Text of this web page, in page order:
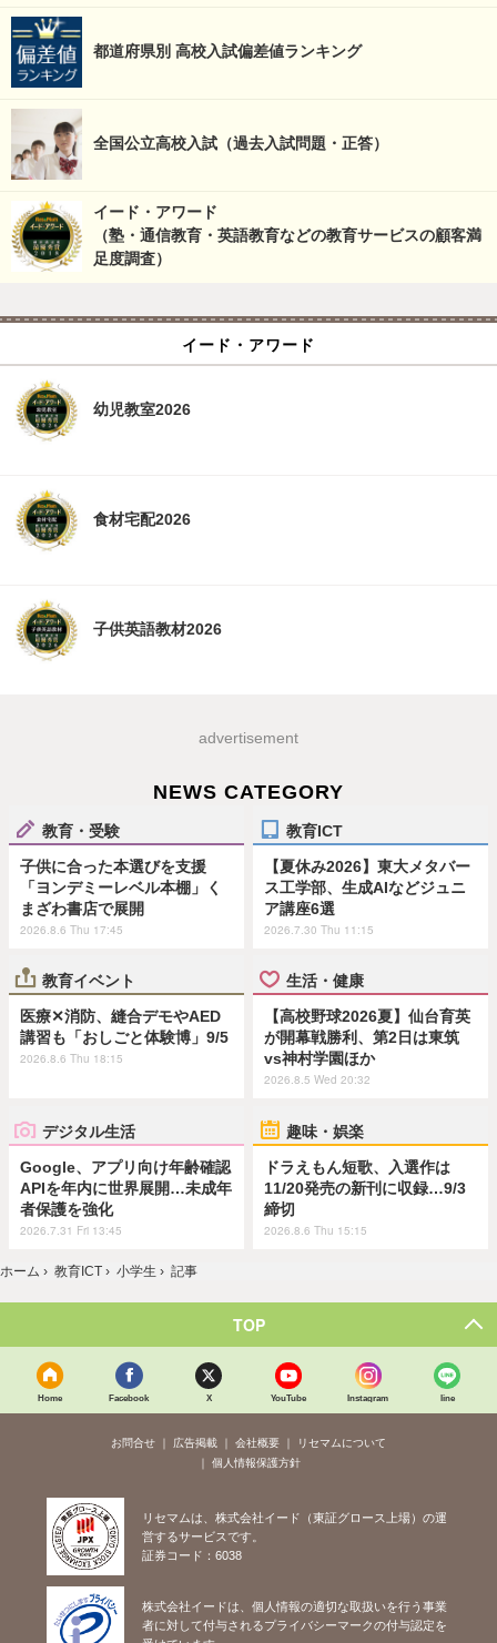
都道府県別 高校入試偏差値ランキング
全国公立高校入試（過去入試問題・正答）
イード・アワード
（塾・通信教育・英語教育などの教育サービスの顧客満
足度調査）
イード・アワード
幼児教室2026
食材宅配2026
子供英語教材2026
advertisement
NEWS CATEGORY
教育・受験
子供に合った本選びを支援
「ヨンデミーレベル本棚」く
まざわ書店で展開
2026.8.6 Thu 17:45
教育ICT
【夏休み2026】東大メタバー
ス工学部、生成AIなどジュニ
ア講座6選
2026.7.30 Thu 11:15
教育イベント
医療✕消防、縫合デモやAED
講習も「おしごと体験博」9/5
2026.8.6 Thu 18:15
生活・健康
【高校野球2026夏】仙台育英
が開幕戦勝利、第2日は東筑
vs神村学園ほか
2026.8.5 Wed 20:32
デジタル生活
Google、アプリ向け年齢確認
APIを年内に世界展開…未成年
者保護を強化
2026.7.31 Fri 13:45
趣味・娯楽
ドラえもん短歌、入選作は
11/20発売の新刊に収録…9/3
締切
2026.8.6 Thu 15:15
ホーム › 教育ICT › 小学生 › 記事
TOP
Home Facebook X YouTube Instagram line
お問合せ 広告掲載 会社概要
リセマムについて
個人情報保護方針
リセマムは、株式会社イード（東証グロース上場）の運
営するサービスです。
証券コード：6038
株式会社イードは、個人情報の適切な取扱いを行う事業
者に対して付与されるプライバシーマークの付与認定を